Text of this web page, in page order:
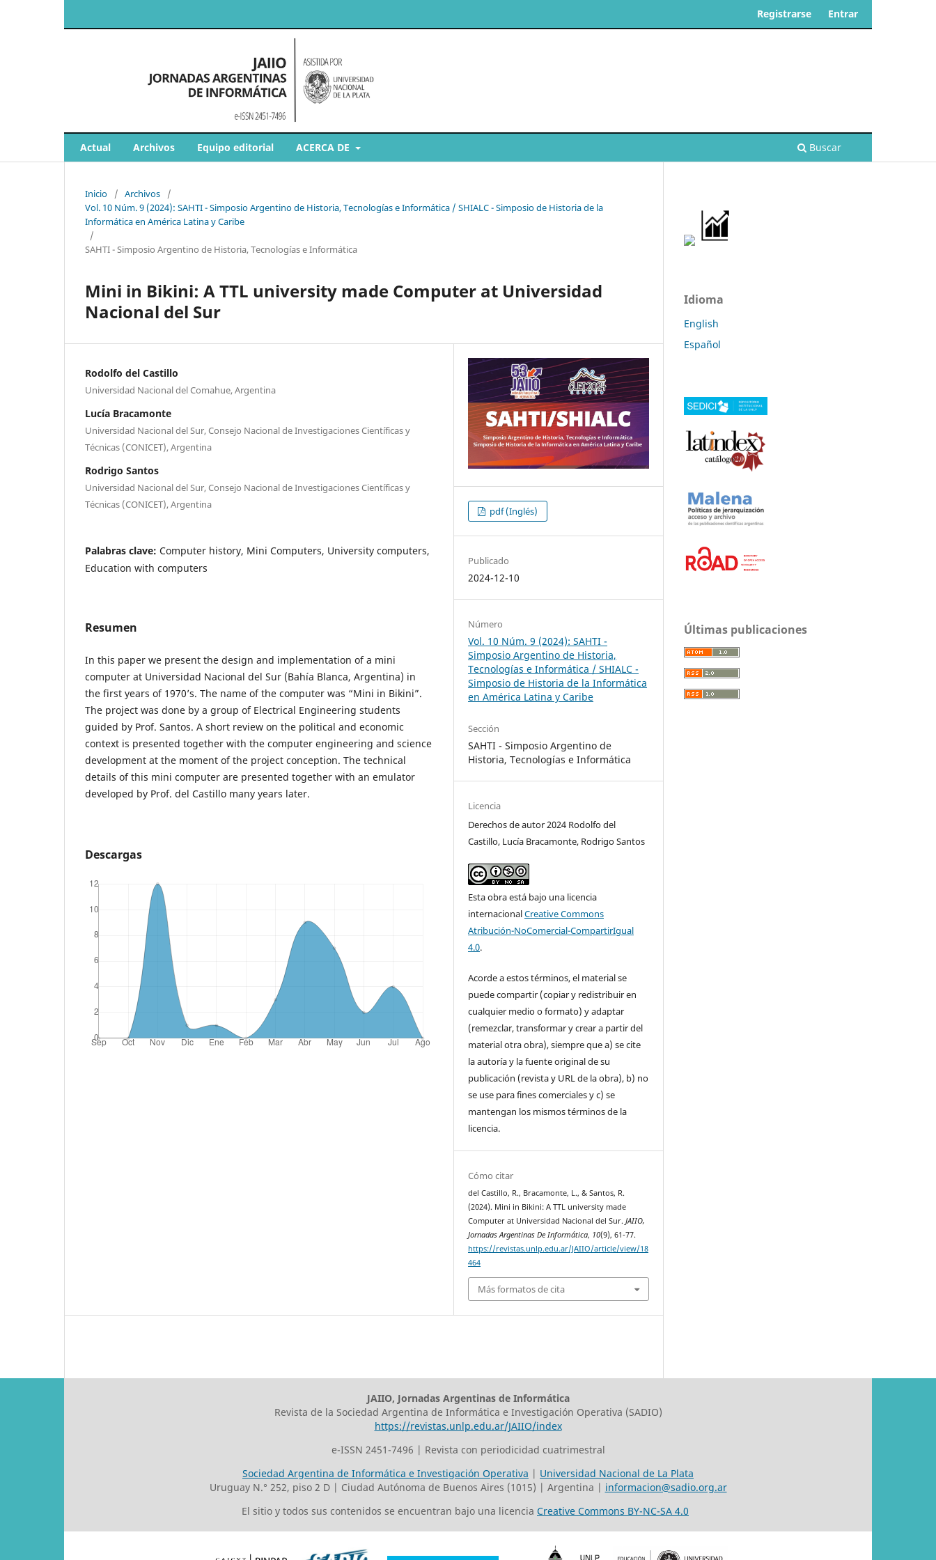
Actual Archivos Equipo editorial ACERCA DE Buscar
Registrarse Entrar
Inicio / Archivos
/
Vol. 10 Núm. 9 (2024): SAHTI - Simposio Argentino de Historia, Tecnologías e Informática / SHIALC - Simposio de Historia de la
Informática en América Latina y Caribe
/
SAHTI - Simposio Argentino de Historia, Tecnologías e Informática
Mini in Bikini: A TTL university made Computer at Universidad
Nacional del Sur
Rodolfo del Castillo
Universidad Nacional del Comahue, Argentina
Lucía Bracamonte
Universidad Nacional del Sur, Consejo Nacional de Investigaciones Científicas y
Técnicas (CONICET), Argentina
Rodrigo Santos
Universidad Nacional del Sur, Consejo Nacional de Investigaciones Científicas y
Técnicas (CONICET), Argentina
Palabras clave: Computer history, Mini Computers, University computers,
Education with computers
Resumen
In this paper we present the design and implementation of a mini
computer at Universidad Nacional del Sur (Bahía Blanca, Argentina) in
the first years of 1970’s. The name of the computer was “Mini in Bikini”.
The project was done by a group of Electrical Engineering students
guided by Prof. Santos. A short review on the political and economic
context is presented together with the computer engineering and science
development at the moment of the project conception. The technical
details of this mini computer are presented together with an emulator
developed by Prof. del Castillo many years later.
Descargas
pdf (Inglés)
Publicado
2024-12-10
Número
Vol. 10 Núm. 9 (2024): SAHTI -
Simposio Argentino de Historia,
Tecnologías e Informática / SHIALC -
Simposio de Historia de la Informática
en América Latina y Caribe
Sección
SAHTI - Simposio Argentino de
Historia, Tecnologías e Informática
Licencia
Derechos de autor 2024 Rodolfo del
Castillo, Lucía Bracamonte, Rodrigo Santos
Esta obra está bajo una licencia
internacionalCreative Commons
Atribución-NoComercial-CompartirIgual
4.0.
Acorde a estos términos, el material se
puede compartir (copiar y redistribuir en
cualquier medio o formato) y adaptar
(remezclar, transformar y crear a partir del
material otra obra), siempre que a) se cite
la autoría y la fuente original de su
publicación (revista y URL de la obra), b) no
se use para fines comerciales y c) se
mantengan los mismos términos de la
licencia.
Cómo citar
del Castillo, R., Bracamonte, L., & Santos, R.
(2024). Mini in Bikini: A TTL university made
Computer at Universidad Nacional del Sur.JAIIO,
Jornadas Argentinas De Informática, 10(9), 61-77.
https://revistas.unlp.edu.ar/JAIIO/article/view/18
464
Más formatos de cita
Idioma
English
Español
Últimas publicaciones
JAIIO, Jornadas Argentinas de Informática
Revista de la Sociedad Argentina de Informática e Investigación Operativa (SADIO)
https://revistas.unlp.edu.ar/JAIIO/index
e-ISSN 2451-7496 | Revista con periodicidad cuatrimestral
Sociedad Argentina de Informática e Investigación Operativa | Universidad Nacional de La Plata
Uruguay N.° 252, piso 2 D | Ciudad Autónoma de Buenos Aires (1015) | Argentina | informacion@sadio.org.ar
El sitio y todos sus contenidos se encuentran bajo una licencia Creative Commons BY-NC-SA 4.0